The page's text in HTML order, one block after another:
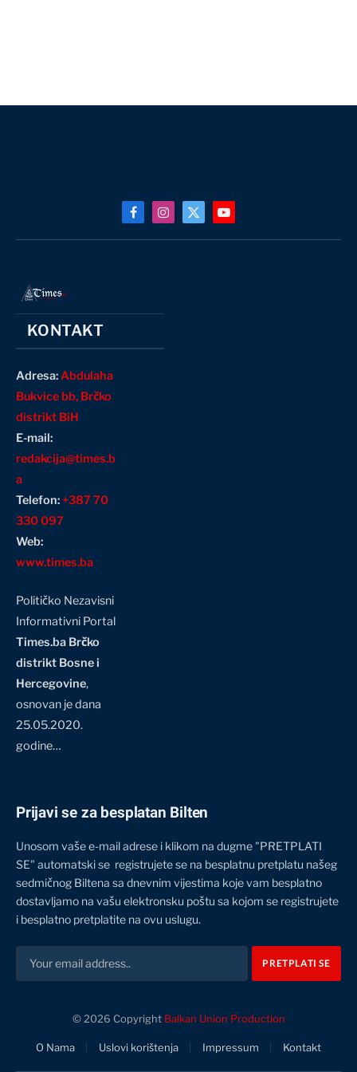
FacebookInstagram
X
(Twitter)
YouTube
KONTAKT
Adresa:Abdulaha
Bukvice bb, Brčko
distrikt BiH
E-mail:
redakcija@times.b
a
Telefon:+387 70
330 097
Web:
www.times.ba
Političko Nezavisni
Informativni Portal
Times.ba Brčko
distrikt Bosne i
Hercegovine,
osnovan je dana
25.05.2020.
godine…
Prijavi se za besplatan Bilten
Unosom vaše e-mail adrese i klikom na dugme "PRETPLATI
SE" automatski se registrujete se na besplatnu pretplatu našeg
sedmičnog Biltena sa dnevnim vijestima koje vam besplatno
dostavljamo na vašu elektronsku poštu sa kojom se registrujete
i besplatno pretplatite na ovu uslugu.
© 2026 Copyright Balkan Union Production
O Nama Uslovi korištenja Impressum Kontakt